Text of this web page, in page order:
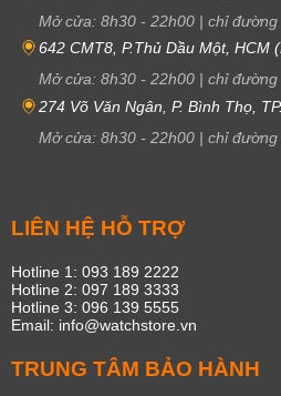
Mở cửa: 8h30 - 22h00 | chỉ đường
642 CMT8, P.Thủ Dầu Một, HCM
Mở cửa: 8h30 - 22h00 | chỉ đường
274 Võ Văn Ngân, P. Bình Thọ,
Mở cửa: 8h30 - 22h00 | chỉ đường
LIÊN HỆ HỖ TRỢ
Hotline 1: 093 189 2222
Hotline 2: 097 189 3333
Hotline 3: 096 139 5555
Email: info@watchstore.vn
TRUNG TÂM BẢO HÀNH